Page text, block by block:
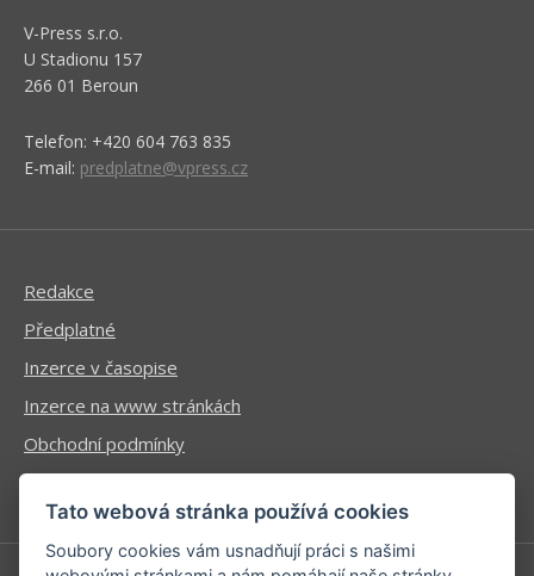
V-Press s.r.o.
U Stadionu 157
266 01 Beroun
Telefon: +420 604 763 835
E-mail: predplatne@vpress.cz
Redakce
Předplatné
Inzerce v časopise
Inzerce na www stránkách
Obchodní podmínky
Ochrana osobních údajů
Tato webová stránka používá cookies
Soubory cookies vám usnadňují práci s našimi